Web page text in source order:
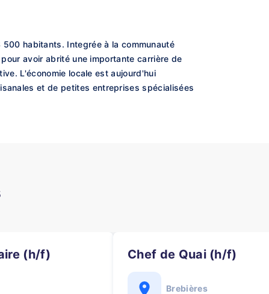
habitants. Integrée à la communauté
avoir abrité une importante carrière de
L'économie locale est aujourd'hui
et de petites entreprises spécialisées
(h/f) Chef de Quai (h/f)
Brebières